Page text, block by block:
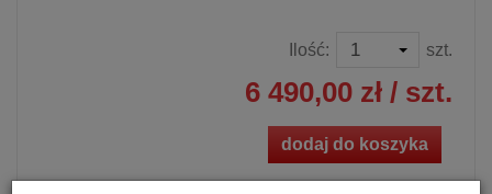
Ilość: szt.
6 490,00 zł / szt.
dodaj do koszyka